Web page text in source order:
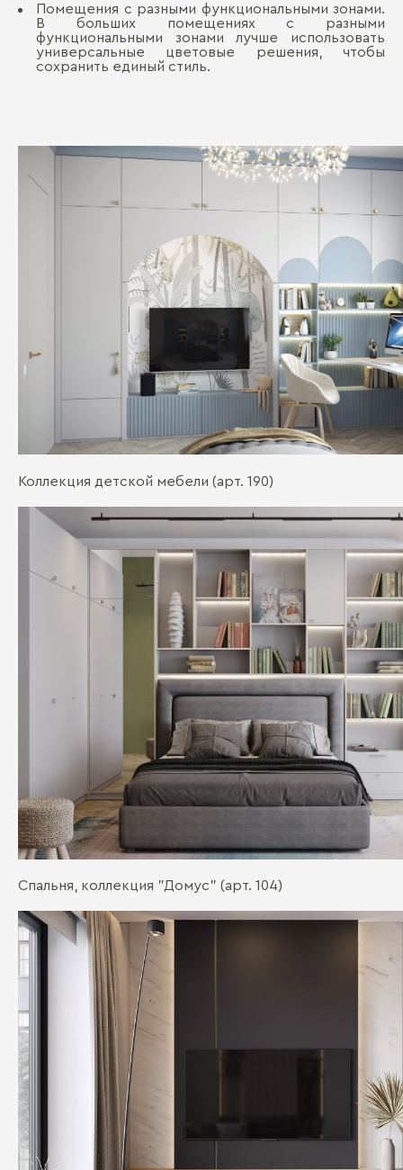
Помещения с разными функциональными зонами.
В больших помещениях с разными
функциональными зонами лучше использовать
универсальные цветовые решения, чтобы
сохранить единый стиль.
Коллекция детской мебели (арт. 190)
Спальня, коллекция "Домус" (арт. 104)